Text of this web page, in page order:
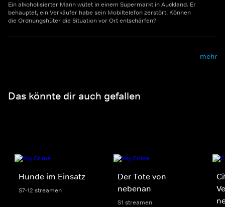
Ein alkoholisierter Mann wütet in einem Supermarkt in Auckland. Er
behauptet, ein Verkäufer habe sein Mobiltelefon zerstört. Können
die Ordnungshüter die Situation vor Ort entschärfen?
mehr
Das könnte dir auch gefallen
Hunde im Einsatz
S7-12 streamen
Der Tote von
nebenan
S1 streamen